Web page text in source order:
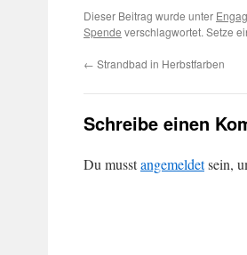
Dieser Beitrag wurde unter
Spende verschlagwortet. Setze
← Strandbad in Herbstfarben
Schreibe einen
Du musstangemeldetsein,